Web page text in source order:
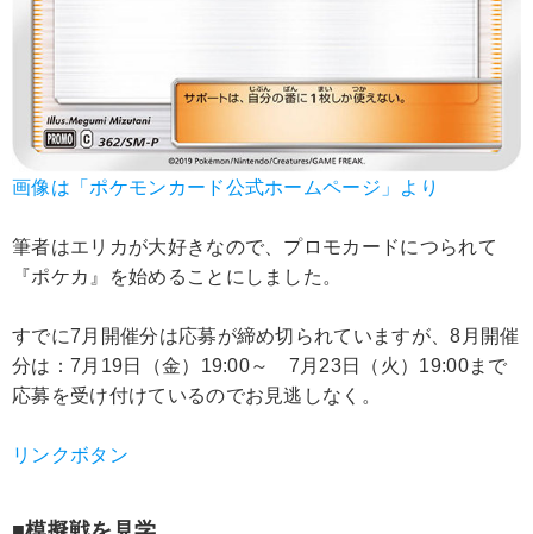
画像は「ポケモンカード公式ホームページ」より
筆者はエリカが大好きなので、プロモカードにつられて
『ポケカ』を始めることにしました。
すでに7月開催分は応募が締め切られていますが、8月開催
分は：7月19日（金）19:00～ 7月23日（火）19:00まで
応募を受け付けているのでお見逃しなく。
リンクボタン